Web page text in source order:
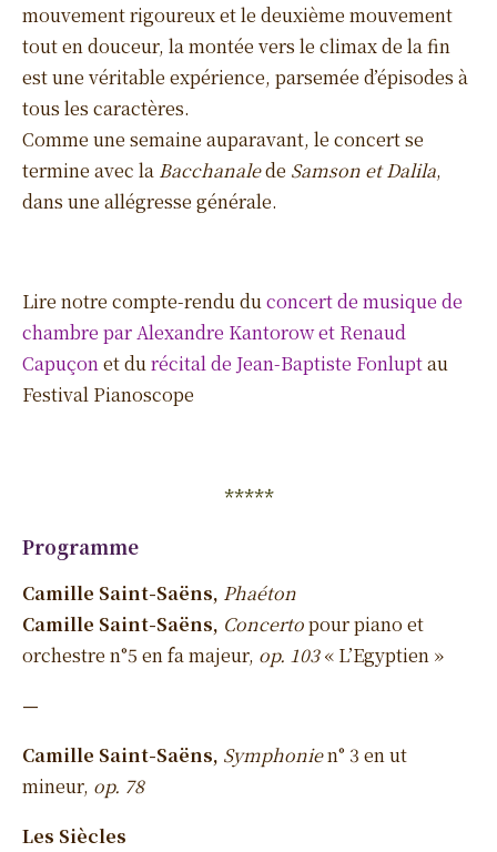
mouvement rigoureux et le deuxième mouvement
tout en douceur, la montée vers le climax de la fin
est une véritable expérience, parsemée d’épisodes à
tous les caractères.
Comme une semaine auparavant, le concert se
termine avec la Bacchanalede Samson et Dalila,
dans une allégresse générale.
Lire notre compte-rendu duconcert de musique de
chambre par Alexandre Kantorow et Renaud
Capuçonet durécital de Jean-Baptiste Fonluptau
Festival Pianoscope
*****
Programme
Camille Saint-Saëns, Phaéton
Camille Saint-Saëns, Concertopour piano et
orchestre n°5 en fa majeur, op. 103« L’Egyptien »
—
Camille Saint-Saëns, Symphonien° 3 en ut
mineur, op. 78
Les Siècles